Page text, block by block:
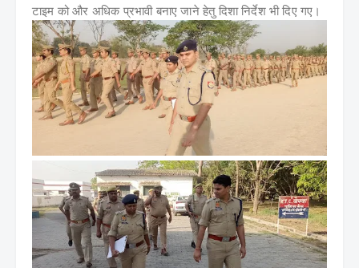
टाइम को और अधिक प्रभावी बनाए जाने हेतु दिशा निर्देश भी दिए गए।